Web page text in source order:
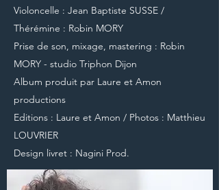
Violoncelle : Jean Baptiste SUSSE /
Thérémine : Robin MORY
Prise de son, mixage, mastering : Robin
MORY - studio Triphon Dijon
Album produit par Laure et Amon
productions
Editions : Laure et Amon / Photos : Matthieu
LOUVRIER
Design livret : Nagini Prod.